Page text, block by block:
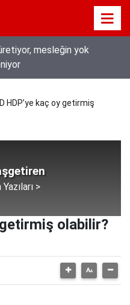
mesleğin yok
HDP’ye kaç oy getirmiş
>
olabilir?